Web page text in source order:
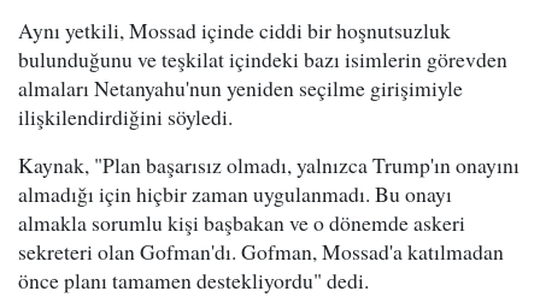
Aynı yetkili, Mossad içinde ciddi bir hoşnutsuzluk
bulunduğunu ve teşkilat içindeki bazı isimlerin görevden
almaları Netanyahu'nun yeniden seçilme girişimiyle
ilişkilendirdiğini söyledi.
Kaynak, "Plan başarısız olmadı, yalnızca Trump'ın onayını
almadığı için hiçbir zaman uygulanmadı. Bu onayı
almakla sorumlu kişi başbakan ve o dönemde askeri
sekreteri olan Gofman'dı. Gofman, Mossad'a katılmadan
önce planı tamamen destekliyordu" dedi.